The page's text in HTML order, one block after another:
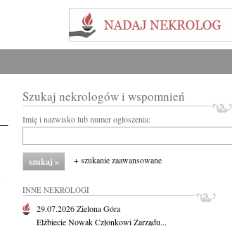
Szukaj nekrologów i wspomnień
Imię i nazwisko lub numer ogłoszenia:
+ szukanie zaawansowane
INNE NEKROLOGI
29.07.2026Zielona Góra
Elżbiecie Nowak Członkowi Zarządu...